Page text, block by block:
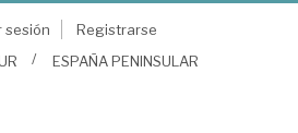
sesión
Registrarse
ESPAÑA PENINSULAR